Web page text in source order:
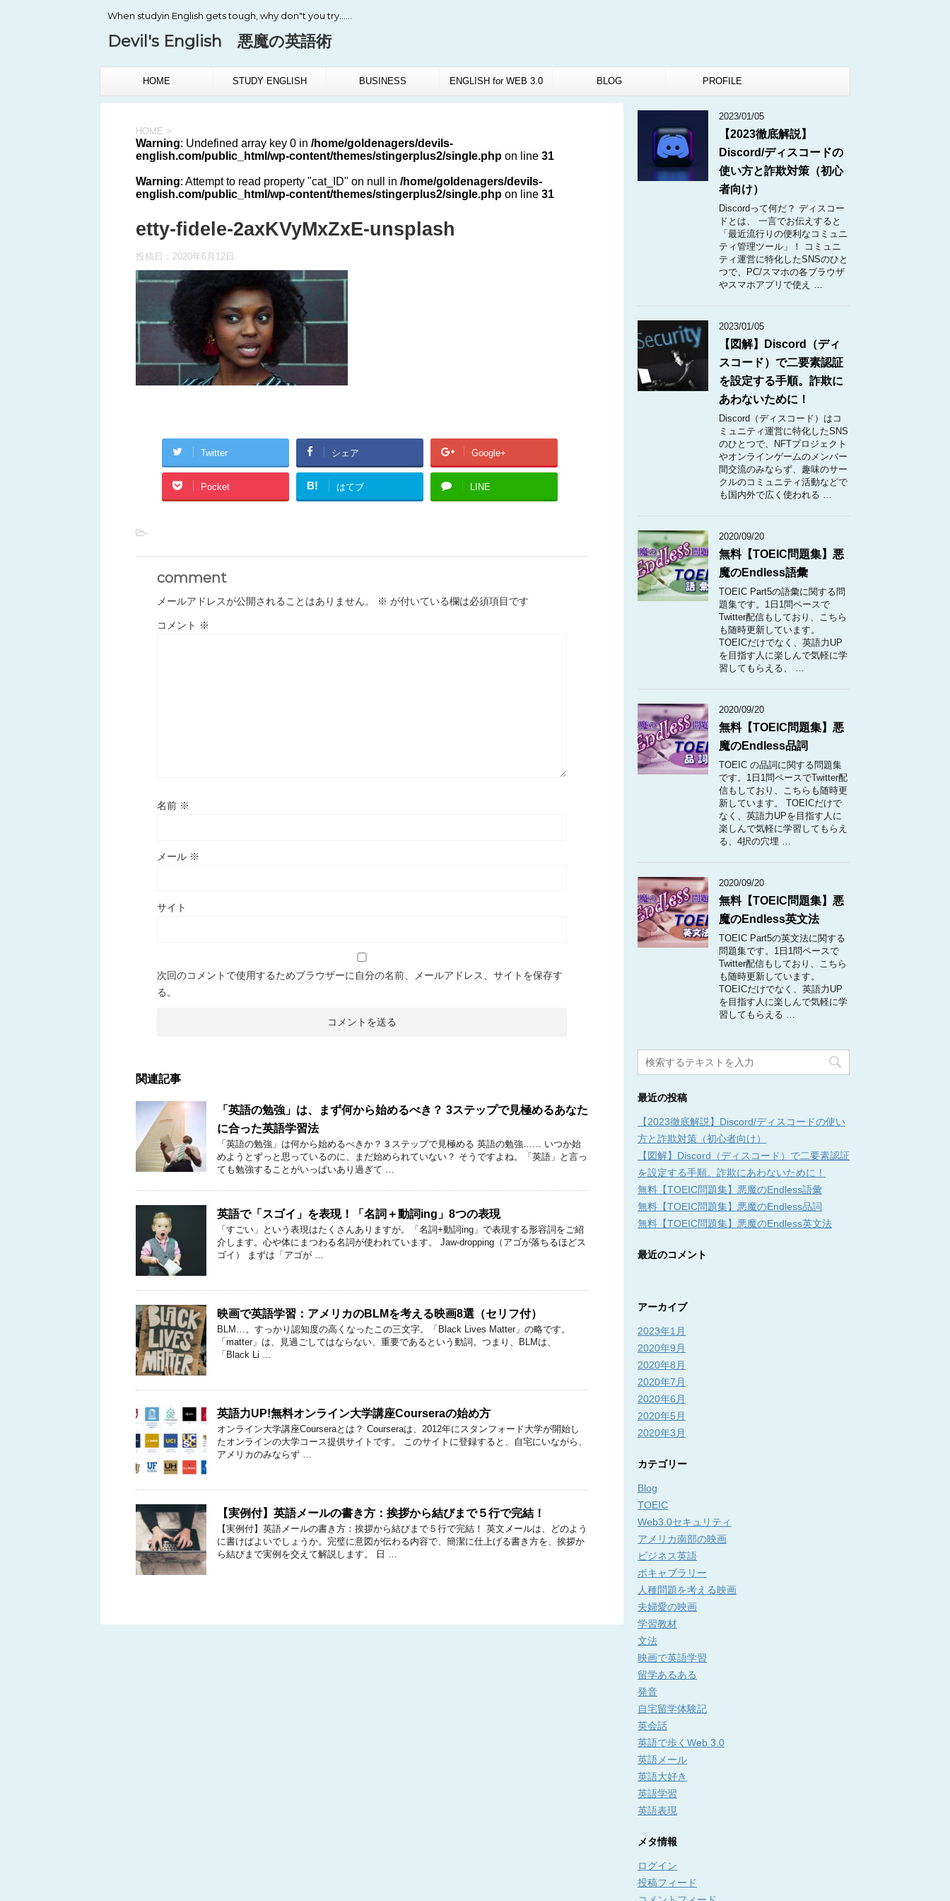
When studyin English gets tough, why don"t you try……
Devil's English 悪魔の英語術
HOME STUDY ENGLISH BUSINESS ENGLISH for WEB 3.0 BLOG PROFILE
HOME >
Warning: Undefined array key 0 in /home/goldenagers/devils-
english.com/public_html/wp-content/themes/stingerplus2/single.php on line 31
Warning: Attempt to read property "cat_ID" on null in /home/goldenagers/devils-
english.com/public_html/wp-content/themes/stingerplus2/single.php on line 31
etty-fidele-2axKVyMxZxE-unsplash
投稿日： 2020年6月12日
Twitter シェア Google+
Pocket B! はてブ LINE
-
comment
メールアドレスが公開されることはありません。 ※ が付いている欄は必須項目です
コメント ※
名前 ※
メール ※
サイト
次回のコメントで使用するためブラウザーに自分の名前、メールアドレス、サイトを保存す
る。
関連記事
「英語の勉強」は、まず何から始めるべき？ 3ステップで見極めるあなた
に合った英語学習法
「英語の勉強」は何から始めるべきか？３ステップで見極める 英語の勉強…… いつか始
めようとずっと思っているのに、まだ始められていない？ そうですよね。「英語」と言っ
ても勉強することがいっぱいあり過ぎて …
英語で「スゴイ」を表現！「名詞＋動詞ing」8つの表現
「すごい」という表現はたくさんありますが。「名詞+動詞ing」で表現する形容詞をご紹
介します。心や体にまつわる名詞が使われています。 Jaw-dropping（アゴが落ちるほどス
ゴイ） まずは「アゴが …
映画で英語学習：アメリカのBLMを考える映画8選（セリフ付）
BLM…。すっかり認知度の高くなったこの三文字。「Black Lives Matter」の略です。
「matter」は、見過ごしてはならない、重要であるという動詞。つまり、BLMは、
「Black Li …
英語力UP!無料オンライン大学講座Courseraの始め方
オンライン大学講座Courseraとは？ Courseraは、2012年にスタンフォード大学が開始し
たオンラインの大学コース提供サイトです。 このサイトに登録すると、自宅にいながら、
アメリカのみならず …
【実例付】英語メールの書き方：挨拶から結びまで５行で完結！
【実例付】英語メールの書き方：挨拶から結びまで５行で完結！ 英文メールは、どのよう
に書けばよいでしょうか。完璧に意図が伝わる内容で、簡潔に仕上げる書き方を、挨拶か
ら結びまで実例を交えて解説します。 日 …
2023/01/05
【2023徹底解説】
Discord/ディスコードの
使い方と詐欺対策（初心
者向け）
Discordって何だ？ ディスコー
ドとは、 一言でお伝えすると
「最近流行りの便利なコミュニ
ティ管理ツール」！ コミュニ
ティ運営に特化したSNSのひと
つで、PC/スマホの各ブラウザ
やスマホアプリで使え …
2023/01/05
【図解】Discord（ディ
スコード）で二要素認証
を設定する手順。詐欺に
あわないために！
Discord（ディスコード）はコ
ミュニティ運営に特化したSNS
のひとつで、NFTプロジェクト
やオンラインゲームのメンバー
間交流のみならず、趣味のサー
クルのコミュニティ活動などで
も国内外で広く使われる …
2020/09/20
無料【TOEIC問題集】悪
魔のEndless語彙
TOEIC Part5の語彙に関する問
題集です。1日1問ペースで
Twitter配信もしており、こちら
も随時更新しています。
TOEICだけでなく、英語力UP
を目指す人に楽しんで気軽に学
習してもらえる、 …
2020/09/20
無料【TOEIC問題集】悪
魔のEndless品詞
TOEIC の品詞に関する問題集
です。1日1問ペースでTwitter配
信もしており、こちらも随時更
新しています。 TOEICだけで
なく、英語力UPを目指す人に
楽しんで気軽に学習してもらえ
る、4択の穴埋 …
2020/09/20
無料【TOEIC問題集】悪
魔のEndless英文法
TOEIC Part5の英文法に関する
問題集です。1日1問ペースで
Twitter配信もしており、こちら
も随時更新しています。
TOEICだけでなく、英語力UP
を目指す人に楽しんで気軽に学
習してもらえる …
最近の投稿
【2023徹底解説】Discord/ディスコードの使い
方と詐欺対策（初心者向け）
【図解】Discord（ディスコード）で二要素認証
を設定する手順。詐欺にあわないために！
無料【TOEIC問題集】悪魔のEndless語彙
無料【TOEIC問題集】悪魔のEndless品詞
無料【TOEIC問題集】悪魔のEndless英文法
最近のコメント
アーカイブ
2023年1月
2020年9月
2020年8月
2020年7月
2020年6月
2020年5月
2020年3月
カテゴリー
Blog
TOEIC
Web3.0セキュリティ
アメリカ南部の映画
ビジネス英語
ボキャブラリー
人種問題を考える映画
夫婦愛の映画
学習教材
文法
映画で英語学習
留学あるある
発音
自宅留学体験記
英会話
英語で歩くWeb 3.0
英語メール
英語大好き
英語学習
英語表現
メタ情報
ログイン
投稿フィード